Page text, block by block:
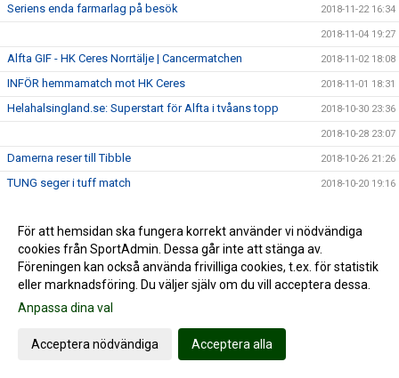
Seriens enda farmarlag på besök 2018-11-22 16:34
2018-11-04 19:27
Alfta GIF - HK Ceres Norrtälje | Cancermatchen 2018-11-02 18:08
INFÖR hemmamatch mot HK Ceres 2018-11-01 18:31
Helahalsingland.se: Superstart för Alfta i tvåans topp 2018-10-30 23:36
2018-10-28 23:07
Damerna reser till Tibble 2018-10-26 21:26
TUNG seger i tuff match 2018-10-20 19:16
Sjuk halvlek grundlade överraskande storseger 2018-10-13 22:20
Damerna antar tuffaste utmaningen hittills
Mål av Thessan i frustrerande seger 2018-10-06 17:14
Inför hemmapremiären
Säker premiärseger i märklig match
Bred bas och bra mix när Alfta laddar om i tvåan
För att hemsidan ska fungera korrekt använder vi nödvändiga
cookies från SportAdmin. Dessa går inte att stänga av.
Föreningen kan också använda frivilliga cookies, t.ex. för statistik
eller marknadsföring. Du väljer själv om du vill acceptera dessa.
Anpassa dina val
Acceptera nödvändiga Acceptera alla